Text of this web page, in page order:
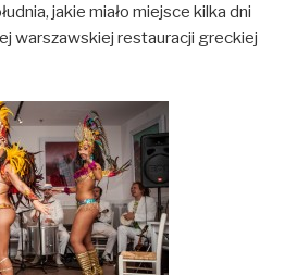
jakie miało miejsce kilka dni
warszawskiej restauracji greckiej